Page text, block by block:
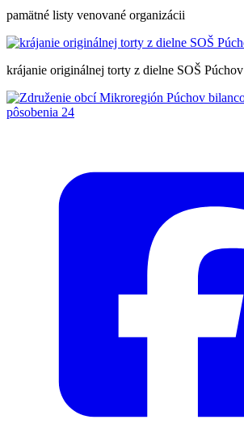
pamätné listy venované organizácii
krájanie originálnej torty z dielne SOŠ Púchov